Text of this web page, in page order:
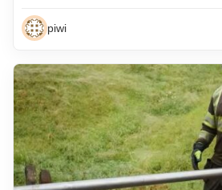
piwi